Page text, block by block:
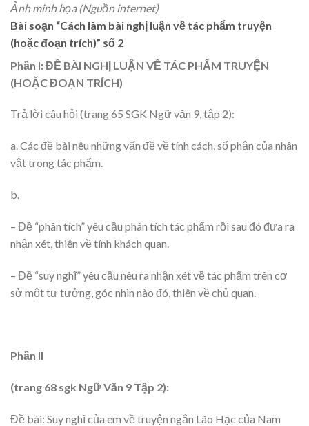
Ảnh minh họa (Nguồn internet)
Bài soạn “Cách làm bài nghị luận về tác phẩm truyện
(hoặc đoạn trích)” số 2
Phần I: ĐỀ BÀI NGHỊ LUẬN VỀ TÁC PHẨM TRUYỆN
(HOẶC ĐOẠN TRÍCH)
Trả lời câu hỏi (trang 65 SGK Ngữ văn 9, tập 2):
a. Các đề bài nêu những vấn đề về tính cách, số phận của nhân
vật trong tác phẩm.
b.
– Đề “phân tích” yêu cầu phân tích tác phẩm rồi sau đó đưa ra
nhận xét, thiên về tính khách quan.
– Đề “suy nghĩ” yêu cầu nêu ra nhận xét về tác phẩm trên cơ
sở một tư tưởng, góc nhìn nào đó, thiên về chủ quan.
Phần II
(trang 68 sgk Ngữ Văn 9 Tập 2):
Đề bài: Suy nghĩ của em về truyện ngắn Lão Hạc của Nam